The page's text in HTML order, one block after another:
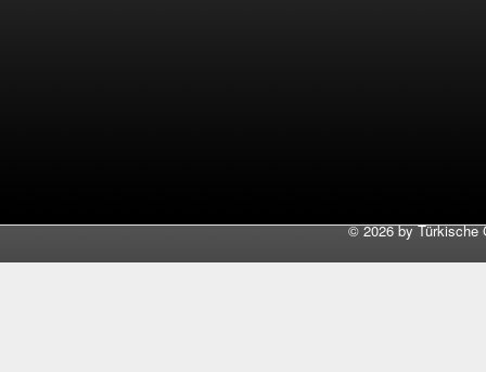
©2026 by Türkische